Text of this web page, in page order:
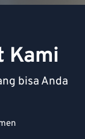
Kami
bisa Anda